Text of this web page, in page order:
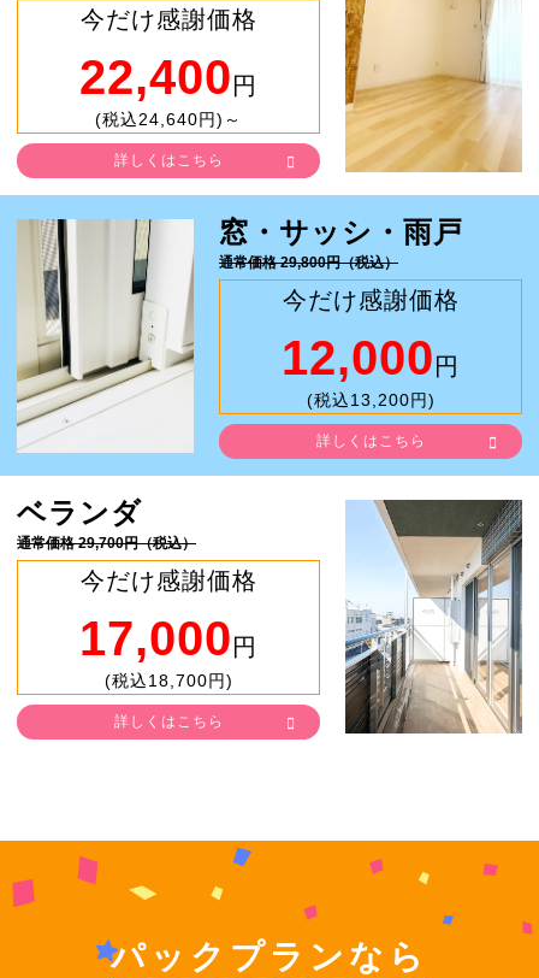
今だけ感謝価格
22,400 円
(税込24,640円)～
詳しくはこちら
窓・サッシ・雨戸
通常価格 29,800円（税込）
今だけ感謝価格
12,000 円
(税込13,200円)
詳しくはこちら
ベランダ
通常価格 29,700円（税込）
今だけ感謝価格
17,000 円
(税込18,700円)
詳しくはこちら
パックプランなら